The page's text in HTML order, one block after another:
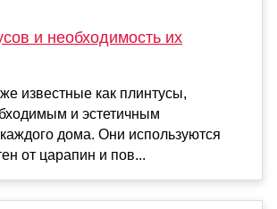
и необходимость их
известные как плинтусы,
и эстетичным
дома. Они используются
от царапин и пов...